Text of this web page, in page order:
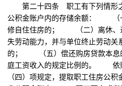
第二十四条 职工有下列情形
公积金账户内的存储余额： （
修自住住房的； （二）离休
失劳动能力，并与单位终止劳
的； （五）偿还购房贷款本
庭工资收入的规定比例的。 依
（四）项规定，提取职工住房公